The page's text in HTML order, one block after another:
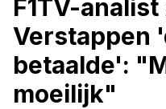
F1TV-
Verstappen
betaalde':
moeilijk"